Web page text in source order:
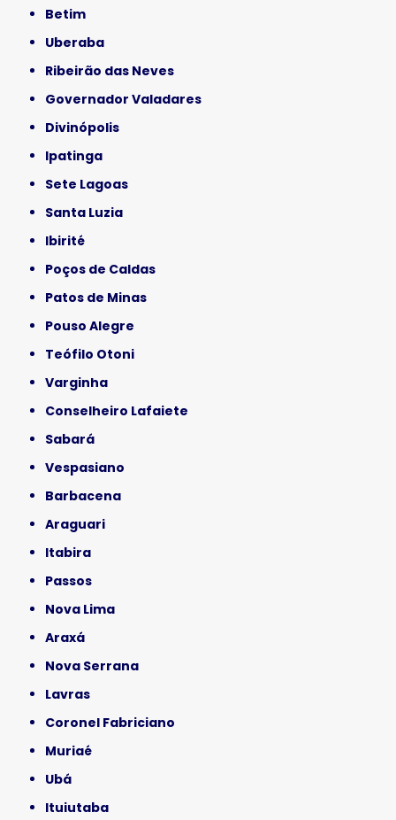
Betim
Uberaba
Ribeirão das Neves
Governador Valadares
Divinópolis
Ipatinga
Sete Lagoas
Santa Luzia
Ibirité
Poços de Caldas
Patos de Minas
Pouso Alegre
Teófilo Otoni
Varginha
Conselheiro Lafaiete
Sabará
Vespasiano
Barbacena
Araguari
Itabira
Passos
Nova Lima
Araxá
Nova Serrana
Lavras
Coronel Fabriciano
Muriaé
Ubá
Ituiutaba